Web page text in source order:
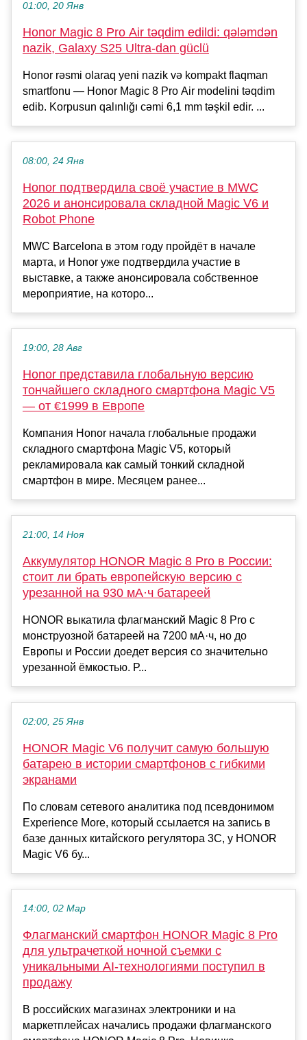
01:00, 20 Янв
Honor Magic 8 Pro Air təqdim edildi: qələmdən
nazik, Galaxy S25 Ultra-dan güclü
Honor rəsmi olaraq yeni nazik və kompakt flaqman
smartfonu — Honor Magic 8 Pro Air modelini təqdim
edib. Korpusun qalınlığı cəmi 6,1 mm təşkil edir. ...
08:00, 24 Янв
Honor подтвердила своё участие в MWC
2026 и анонсировала складной Magic V6 и
Robot Phone
MWC Barcelona в этом году пройдёт в начале
марта, и Honor уже подтвердила участие в
выставке, а также анонсировала собственное
мероприятие, на которо...
19:00, 28 Авг
Honor представила глобальную версию
тончайшего складного смартфона Magic V5
— от €1999 в Европе
Компания Honor начала глобальные продажи
складного смартфона Magic V5, который
рекламировала как самый тонкий складной
смартфон в мире. Месяцем ранее...
21:00, 14 Ноя
Аккумулятор HONOR Magic 8 Pro в России:
стоит ли брать европейскую версию с
урезанной на 930 мА·ч батареей
HONOR выкатила флагманский Magic 8 Pro с
монструозной батареей на 7200 мА·ч, но до
Европы и России доедет версия со значительно
урезанной ёмкостью. Р...
02:00, 25 Янв
HONOR Magic V6 получит самую большую
батарею в истории смартфонов с гибкими
экранами
По словам сетевого аналитика под псевдонимом
Experience More, который ссылается на запись в
базе данных китайского регулятора 3C, у HONOR
Magic V6 бу...
14:00, 02 Мар
Флагманский смартфон HONOR Magic 8 Pro
для ультрачеткой ночной съемки с
уникальными AI-технологиями поступил в
продажу
В российских магазинах электроники и на
маркетплейсах начались продажи флагманского